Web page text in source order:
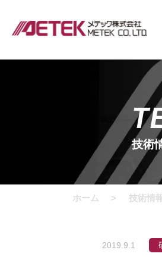
技術
ホーム 技術情
2019.9.1